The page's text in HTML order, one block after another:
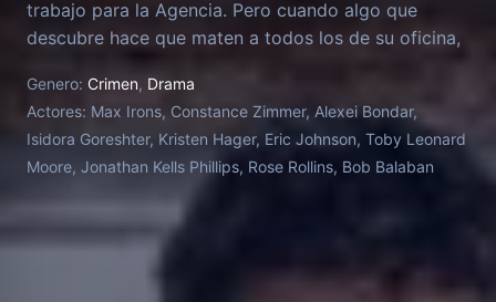
trabajo para la Agencia. Pero cuando algo que
descubre hace que maten a todos los de su oficina,
dejando a Joe como el único superviviente y
obligándole a huir, las reservas que siempre albergó
sobre lo que hacía se convierten en dilemas morales
demasiado reales. Bajo presión de vida o muerte,
Joe se verá obligado a redefinir quién es y de lo que
es capaz para descubrir quién está detrás de esta
conspiración de largo alcance, y evitar que
Genero: Crimen, Drama
Actores: Max Irons, Constance Zimmer, Alexei Bondar,
Isidora Goreshter, Kristen Hager, Eric Johnson, Toby Leonard
Moore, Jonathan Kells Phillips, Rose Rollins, Bob Balaban